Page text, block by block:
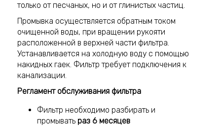
только от песчаных, но и от глинистых частиц.
Промывка осуществляется обратным током
очищенной воды, при вращении рукояти
расположенной в верхней части фильтра.
Устанавливается на холодную воду с помощью
накидных гаек. Фильтр требует подключения к
канализации.
Регламент обслуживания фильтра
Фильтр необходимо разбирать и
промывать раз 6 месяцев